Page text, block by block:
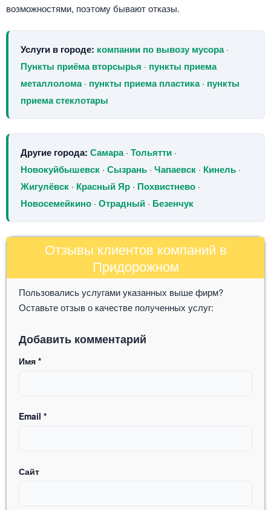
возможностями, поэтому бывают отказы.
Услуги в городе: компании по вывозу мусора·
Пункты приёма вторсырья · пункты приема
металлолома· пункты приема пластика· пункты
приема стеклотары
Другие города: Самара· Тольятти ·
Новокуйбышевск · Сызрань · Чапаевск · Кинель ·
Жигулёвск · Красный Яр · Похвистнево ·
Новосемейкино · Отрадный · Безенчук
Отзывы клиентов компаний в
Придорожном
Пользовались услугами указанных выше фирм?
Оставьте отзыв о качестве полученных услуг:
Добавить комментарий
Имя *
Email *
Сайт